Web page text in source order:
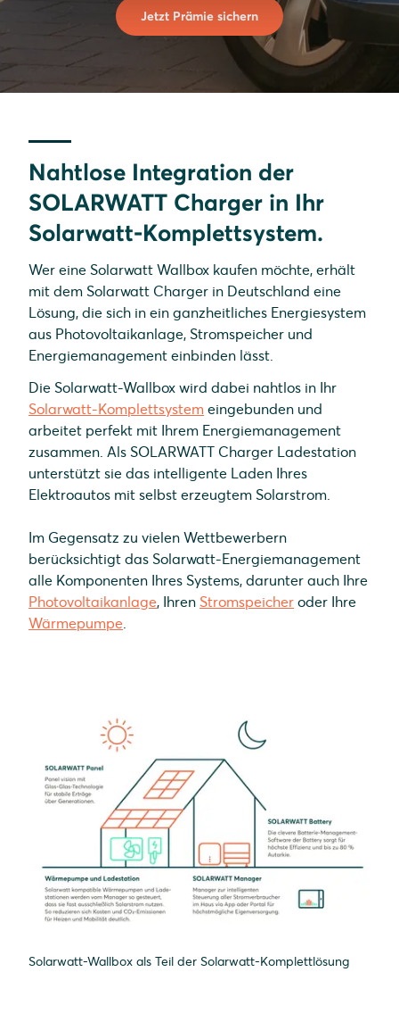
Jetzt Prämie sichern
Nahtlose Integration der
SOLARWATT Charger in Ihr
Solarwatt-Komplettsystem.
Wer eine Solarwatt Wallbox kaufen möchte, erhält
mit dem Solarwatt Charger in Deutschland eine
Lösung, die sich in ein ganzheitliches Energiesystem
aus Photovoltaikanlage, Stromspeicher und
Energiemanagement einbinden lässt.
Die Solarwatt-Wallbox wird dabei nahtlos in Ihr
Solarwatt-Komplettsystem eingebunden und
arbeitet perfekt mit Ihrem Energiemanagement
zusammen. Als SOLARWATT Charger Ladestation
unterstützt sie das intelligente Laden Ihres
Elektroautos mit selbst erzeugtem Solarstrom.
Im Gegensatz zu vielen Wettbewerbern
berücksichtigt das Solarwatt-Energiemanagement
alle Komponenten Ihres Systems, darunter auch Ihre
Photovoltaikanlage, Ihren Stromspeicher oder Ihre
Wärmepumpe
Solarwatt-Wallbox als Teil der Solarwatt-Komplettlösung